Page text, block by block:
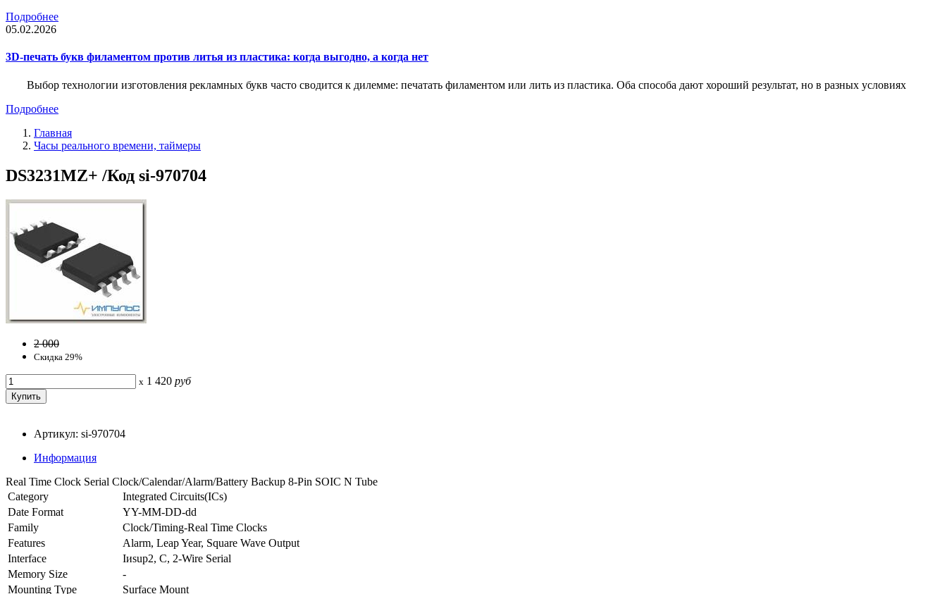
Подробнее
05.02.2026
3D-печать букв филаментом против литья из пластика: когда выгодно, а когда нет
Выбор технологии изготовления рекламных букв часто сводится к дилемме: печатать филаментом или лить из пластика. Оба способа дают хороший результат, но в разных условиях
Подробнее
Главная
Часы реального времени, таймеры
DS3231MZ+ /Код si-970704
2 000
Скидка 29%
x 1 420 руб
Артикул: si-970704
Информация
Real Time Clock Serial Clock/Calendar/Alarm/Battery Backup 8-Pin SOIC N Tube
Category
Integrated Circuits(ICs)
Date Format
YY-MM-DD-dd
Family
Clock/Timing-Real Time Clocks
Features
Alarm, Leap Year, Square Wave Output
Interface
Iиsup2, C, 2-Wire Serial
Memory Size
-
Mounting Type
Surface Mount